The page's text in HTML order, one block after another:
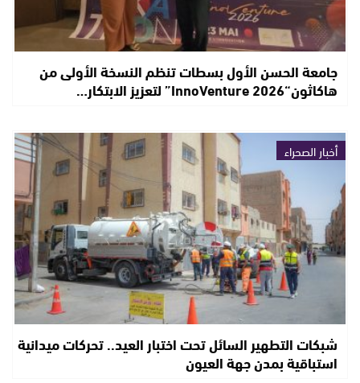
جامعة الحسن الأول بسطات تنظم النسخة الأولى من
هاكاثون“InnoVenture 2026” لتعزيز الابتكار…
أخبار الصحراء
شبكات التطهير السائل تحت اختبار العيد.. تحركات ميدانية
استباقية بمدن جهة العيون